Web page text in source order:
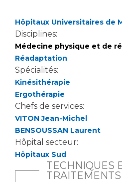
Hôpitaux Universitaires de
Disciplines:
Médecine physique et de
Réadaptation
Spécialités:
Kinésithérapie
Ergothérapie
Chefs de services:
VITON Jean-Michel
BENSOUSSAN Laurent
Hôpital secteur:
Hôpitaux Sud
TECHNIQUES
TRAITEMENTS